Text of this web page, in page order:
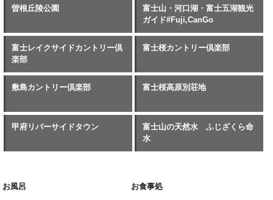
曽根丘陵公園
富士山・河口湖・富士五湖観光
ガイド#Fuji,CanGo
富士レイクサイドカントリー倶
楽部
富士桜カントリー倶楽部
敷島カントリー倶楽部 富士桜高原別荘地
甲府リバーサイドタウン
富士山の天然水 ふじざくら命
水
お風呂 お食事処